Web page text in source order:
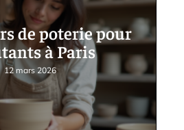
de poterie pour
à Paris
12 mars 2026